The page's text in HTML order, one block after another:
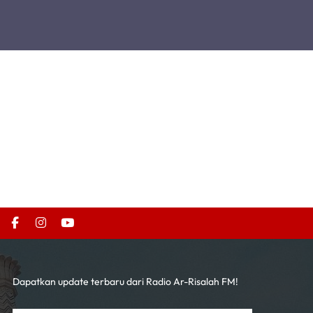
Dapatkan update terbaru dari Radio Ar-Risalah FM!